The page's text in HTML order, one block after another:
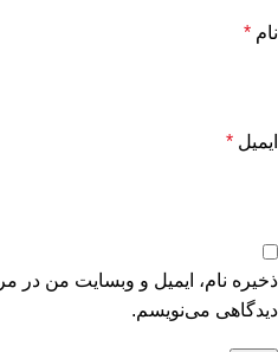
نام *
ایمیل *
ذخیره نام، ایمیل و وبسایت من در
دیدگاهی می‌نویسم.